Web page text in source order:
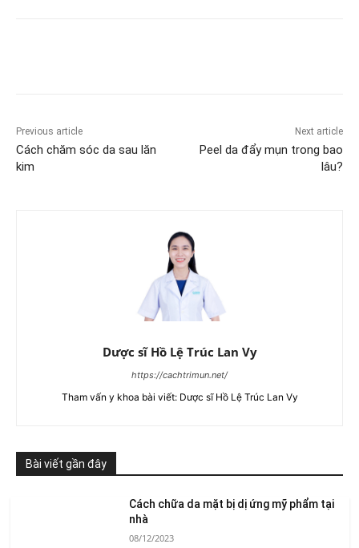
Previous article
Cách chăm sóc da sau lăn
kim
Next article
Peel da đẩy mụn trong bao
lâu?
Dược sĩ Hồ Lệ Trúc Lan Vy
https://cachtrimun.net/
Tham vấn y khoa bài viết: Dược sĩ Hồ Lệ Trúc Lan Vy
Bài viết gần đây
Cách chữa da mặt bị dị ứng mỹ phẩm tại
nhà
08/12/2023